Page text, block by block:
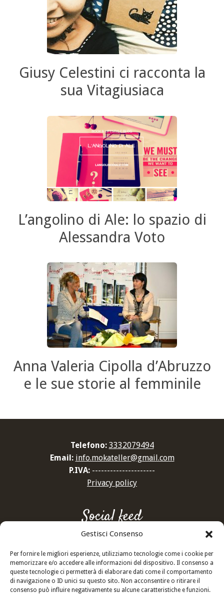
Gestisci Consenso
Per fornire le migliori esperienze, utilizziamo tecnologie come i cookie per
memorizzare e/o accedere alle informazioni del dispositivo. Il consenso a
queste tecnologie ci permetterà di elaborare dati come il comportamento
di navigazione o ID unici su questo sito. Non acconsentire o ritirare il
consenso può influire negativamente su alcune caratteristiche e funzioni.
Giusy Celestini ci racconta la
sua Vitagiusiaca
L’angolino di Ale: lo spazio di
Alessandra Voto
Anna Valeria Cipolla d’Abruzzo
e le sue storie al femminile
Telefono: 3332079494
Email: info.mokateller@gmail.com
P.IVA: ---------------------
Privacy policy
Social feed
Newsletter